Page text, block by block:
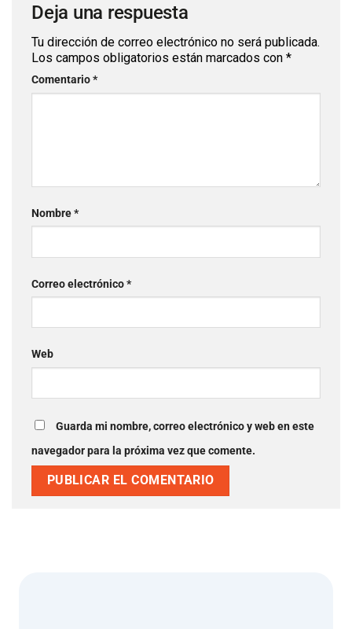
Deja una respuesta
Tu dirección de correo electrónico no será
publicada. Los campos obligatorios están marcados
con*
Comentario*
Nombre*
Correo electrónico*
Web
este navegador para la próxima vez que comente.